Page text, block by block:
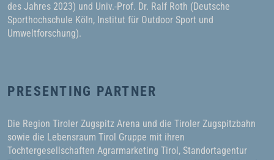
des Jahres 2023) und Univ.-Prof. Dr. Ralf Roth (Deutsche
Sporthochschule Köln, Institut für Outdoor Sport und
Umweltforschung).
PRESENTING PARTNER
Die Region Tiroler Zugspitz Arena und die Tiroler Zugspitzbahn
sowie die Lebensraum Tirol Gruppe mit ihren
Tochtergesellschaften Agrarmarketing Tirol, Standortagentur